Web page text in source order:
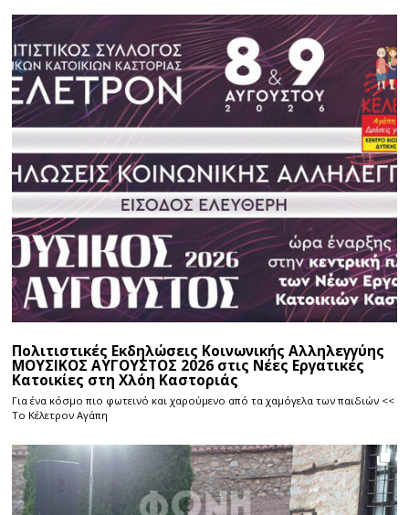
Πολιτιστικές Εκδηλώσεις Κοινωνικής Αλληλεγγύης
ΜΟΥΣΙΚΟΣ ΑΥΓΟΥΣΤΟΣ 2026 στις Νέες Εργατικές
Κατοικίες στη Χλόη Καστοριάς
Για ένα κόσμο πιο φωτεινό και χαρούμενο από τα χαμόγελα των παιδιών <<
Το Κέλετρον Αγάπη